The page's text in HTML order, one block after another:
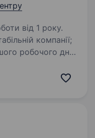
від 1 року.
робочого дня
двічі на